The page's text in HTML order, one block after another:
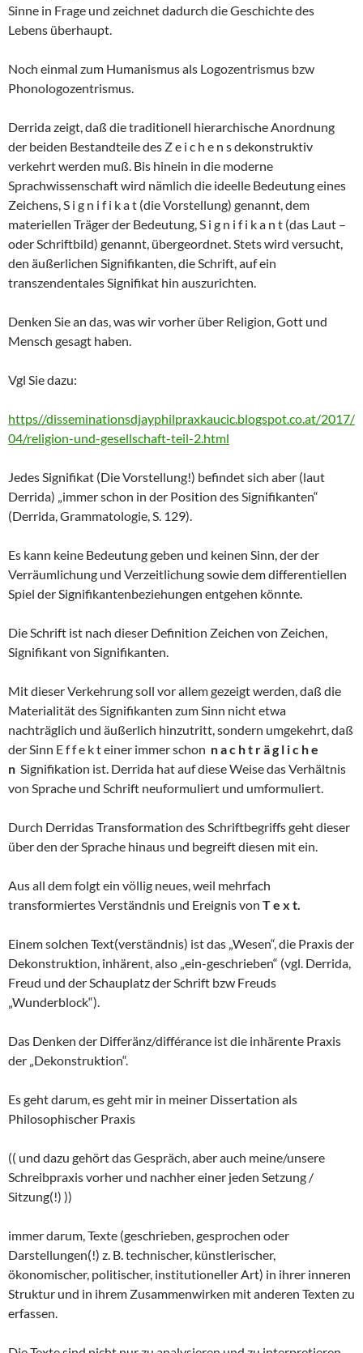
Sinne in Frage und zeichnet dadurch die Geschichte des
Lebens überhaupt.
Noch einmal zum Humanismus als Logozentrismus bzw
Phonologozentrismus.
Derrida zeigt, daß die traditionell hierarchische Anordnung
der beiden Bestandteile des Z e i c h e n s dekonstruktiv
verkehrt werden muß. Bis hinein in die moderne
Sprachwissenschaft wird nämlich die ideelle Bedeutung eines
Zeichens, S i g n i f i k a t (die Vorstellung) genannt, dem
materiellen Träger der Bedeutung, S i g n i f i k a n t (das Laut –
oder Schriftbild) genannt, übergeordnet. Stets wird versucht,
den äußerlichen Signifikanten, die Schrift, auf ein
transzendentales Signifikat hin auszurichten.
Denken Sie an das, was wir vorher über Religion, Gott und
Mensch gesagt haben.
Vgl Sie dazu:
https//disseminationsdjayphilpraxkaucic.blogspot.co.at/2017/
04/religion-und-gesellschaft-teil-2.html
Jedes Signifikat (Die Vorstellung!) befindet sich aber (laut
Derrida) „immer schon in der Position des Signifikanten“
(Derrida, Grammatologie, S. 129).
Es kann keine Bedeutung geben und keinen Sinn, der der
Verräumlichung und Verzeitlichung sowie dem differentiellen
Spiel der Signifikantenbeziehungen entgehen könnte.
Die Schrift ist nach dieser Definition Zeichen von Zeichen,
Signifikant von Signifikanten.
Mit dieser Verkehrung soll vor allem gezeigt werden, daß die
Materialität des Signifikanten zum Sinn nicht etwa
nachträglich und äußerlich hinzutritt, sondern umgekehrt, daß
der Sinn E f f e k t einer immer schon n a c h t r ä g l i c h e
n Signifikation ist. Derrida hat auf diese Weise das Verhältnis
von Sprache und Schrift neuformuliert und umformuliert.
Durch Derridas Transformation des Schriftbegriffs geht dieser
über den der Sprache hinaus und begreift diesen mit ein.
Aus all dem folgt ein völlig neues, weil mehrfach
transformiertes Verständnis und Ereignis von T e x t.
Einem solchen Text(verständnis) ist das „Wesen“, die Praxis der
Dekonstruktion, inhärent, also „ein-geschrieben“ (vgl. Derrida,
Freud und der Schauplatz der Schrift bzw Freuds
„Wunderblock“).
Das Denken der Differänz/différance ist die inhärente Praxis
der „Dekonstruktion“.
Es geht darum, es geht mir in meiner Dissertation als
Philosophischer Praxis
(( und dazu gehört das Gespräch, aber auch meine/unsere
Schreibpraxis vorher und nachher einer jeden Setzung /
Sitzung(!) ))
immer darum, Texte (geschrieben, gesprochen oder
Darstellungen(!) z. B. technischer, künstlerischer,
ökonomischer, politischer, institutioneller Art) in ihrer inneren
Struktur und in ihrem Zusammenwirken mit anderen Texten zu
erfassen.